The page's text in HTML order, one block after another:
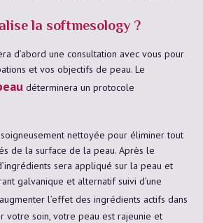
la softmesology ?
d’abord une consultation avec vous pour
et vos objectifs de peau. Le
déterminera un protocole
nettoyée pour éliminer tout
de la surface de la peau. Après le
sera appliqué sur la peau et
galvanique et alternatif suivi d’une
l’effet des ingrédients actifs dans
votre soin, votre peau est rajeunie et